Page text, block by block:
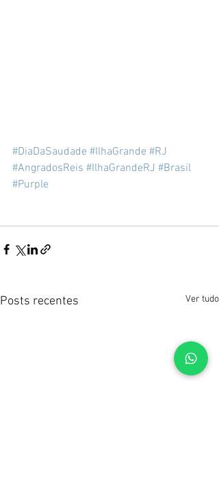
#DiaDaSaudade #IlhaGrande #RJ
#AngradosReis #IlhaGrandeRJ #Brasil
#Purple
Posts recentes Ver tudo